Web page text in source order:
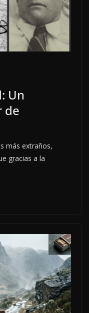
Un
de
más extraños,
gracias a la